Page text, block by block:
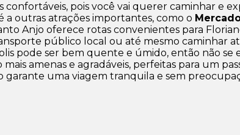
confortáveis, pois você vai querer caminhar e
a outras atrações importantes, como o
Anjo oferece rotas convenientes para
público local ou até mesmo caminhar
pode ser bem quente e úmido, então não
amenas e agradáveis, perfeitas para um
uma viagem tranquila e sem